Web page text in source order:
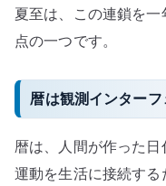
夏至は、この連鎖を
点の一つです。
暦は観測インター
暦は、人間が作った
運動を生活に接続す